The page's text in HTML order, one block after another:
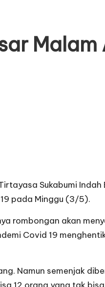
Sukabumi
pada Minggu (3/5).
rombongan akan
Covid 19
Namun semenjak